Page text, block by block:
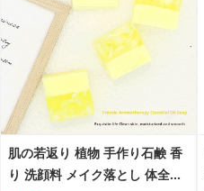
肌の若返り 植物 手作り石鹸 香
り 洗顔料 メイク落とし 体全身